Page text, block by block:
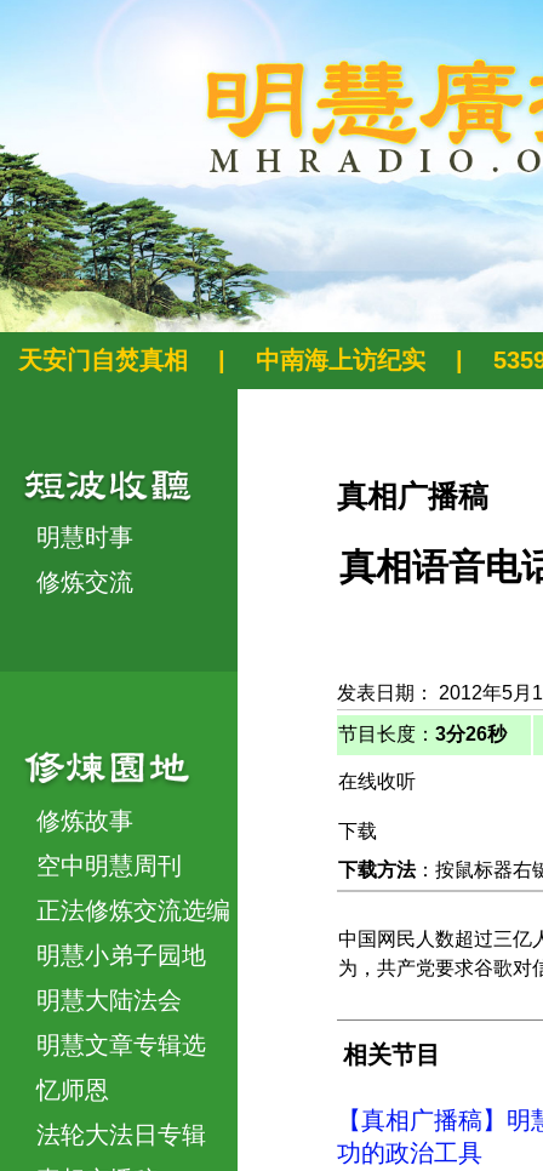
天安门自焚真相 中南海上访纪实
明慧时事
修炼交流
修炼故事
空中明慧周刊
正法修炼交流选编
明慧小弟子园地
明慧大陆法会
明慧文章专辑选
忆师恩
法轮大法日专辑
真相广播稿
真相语音电
发表日期： 2012年5月
节目长度： 3分26秒
在线收听
下载
下载方法：按鼠标器右
中国网民人数超过三亿
为，共产党要求谷歌对
相关节目
【真相广播稿】
功的政治工具